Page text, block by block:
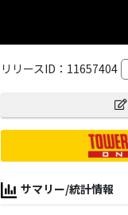
リリースID： 11657404
サマリー/統計情報